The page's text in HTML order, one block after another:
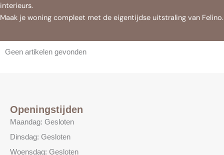
interieurs.
Maak je woning compleet met de eigentijdse uitstraling van Felino.
Geen artikelen gevonden
Openingstijden
Maandag: Gesloten
Dinsdag: Gesloten
Woensdag: Gesloten